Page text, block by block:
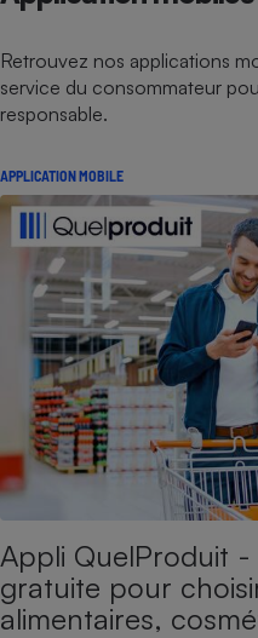
Retrouvez nos applications
service du consommateur
responsable.
APPLICATION MOBILE
Appli QuelProduit
gratuite pour
alimentaires,